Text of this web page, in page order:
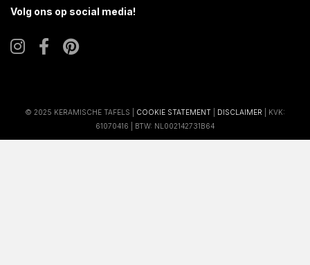
Volg ons op social media!
© 2025 KERAMISCHE TAFELS | COOKIE STATEMENT DISCLAIMER | KVK:
61070416 | BTW: NL002142731B64